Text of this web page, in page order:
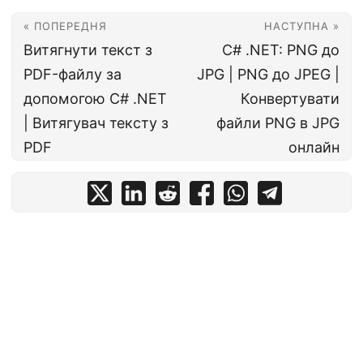
« ПОПЕРЕДНЯ
Витягнути текст з
PDF-файлу за
допомогою C# .NET
| Витягувач тексту з
PDF
НАСТУПНА »
C# .NET: PNG до
JPG | PNG до JPEG |
Конвертувати
файли PNG в JPG
онлайн